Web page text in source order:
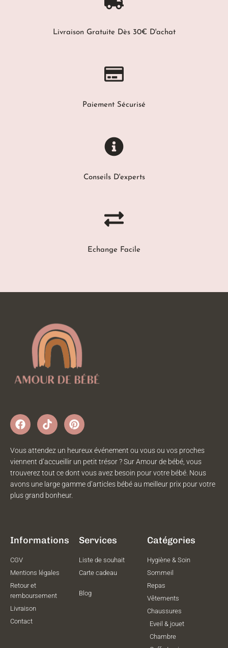
Livraison Gratuite Dès 30€ D'achat
Paiement Sécurisé
Conseils D'experts
Echange Facile
Vous attendez un heureux événement ou vous ou vos proches
viennent d’accueillir un petit trésor ? Sur Amour de bébé, vous
trouverez tout ce dont vous avez besoin pour votre bébé. Nous
avons une large gamme d’articles bébé au meilleur prix pour votre
plus grand bonheur.
Informations
CGV
Mentions légales
Retour et
remboursement
Livraison
Contact
Services
Liste de souhait
Carte cadeau
Blog
Catégories
Hygiène & Soin
Sommeil
Repas
Vêtements
Chaussures
Eveil & jouet
Chambre